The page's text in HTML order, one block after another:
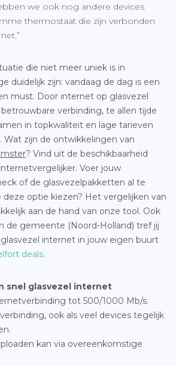
we ook nog andere devices
thermostaat die zijn verbonden
die niet meer uniek is in
duidelijk zijn: vandaag de dag is een
must. Door internet op glasvezel
verbinding, te allen tijde
in topkwaliteit en lage tarieven
Wat zijn de ontwikkelingen van
? Vind uit de beschikbaarheid
Voer jouw
of de glasvezelpakketten al te
deze optie kiezen? Het vergelijken van
aan de hand van onze tool. Ook
de gemeente (Noord-Holland) tref jij
internet in jouw eigen buurt
deals.
snel glasvezel internet
tot 500/1000 Mb/s.
ook als veel devices tegelijk
kan via overeenkomstige